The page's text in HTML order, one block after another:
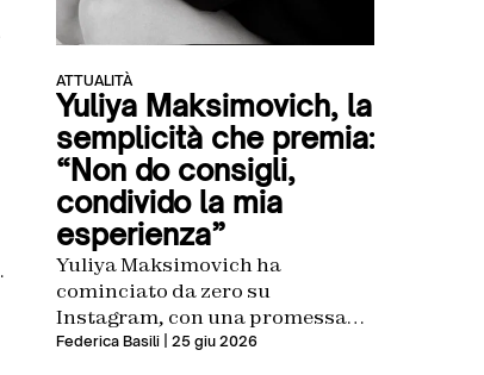
ATTUALITÀ
Yuliya Maksimovich, la
semplicità che premia:
“Non do consigli,
condivido la mia
esperienza”
Yuliya Maksimovich ha
cominciato da zero su
Instagram, con una promessa
fatta a se stessa: un video al
Federica Basili| 25 giu 2026